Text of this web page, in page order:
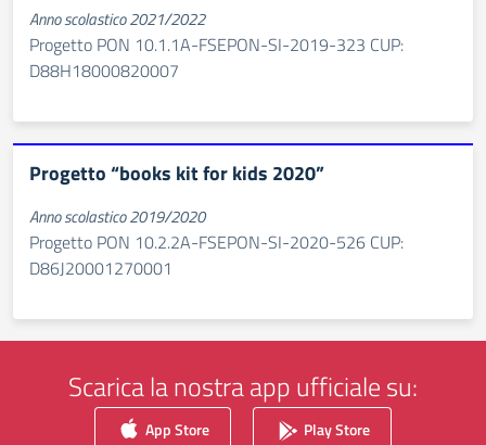
Anno scolastico 2021/2022
Progetto PON 10.1.1A-FSEPON-SI-2019-323 CUP:
D88H18000820007
Progetto “books kit for kids 2020”
Anno scolastico 2019/2020
Progetto PON 10.2.2A-FSEPON-SI-2020-526 CUP:
D86J20001270001
Scarica la nostra app ufficiale su:
App Store Play Store